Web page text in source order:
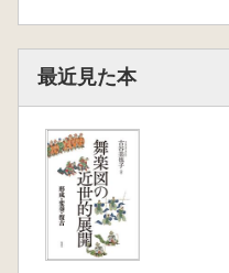
一、中世末から近
の継承と展開
二、制作した画派
三、朝廷及び武家
置づけ
史 料
【参考資料1】東京
記載の舞楽図一覧
【参考資料2】「舞
一覧
最近見た本